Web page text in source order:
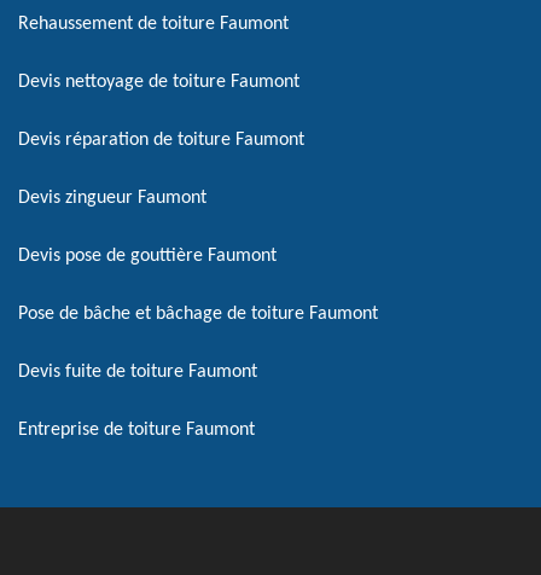
Rehaussement de toiture Faumont
Devis nettoyage de toiture Faumont
Devis réparation de toiture Faumont
Devis zingueur Faumont
Devis pose de gouttière Faumont
Pose de bâche et bâchage de toiture Faumont
Devis fuite de toiture Faumont
Entreprise de toiture Faumont